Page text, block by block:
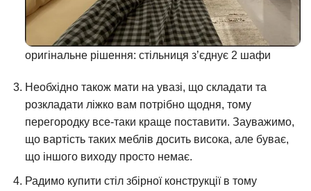
оригінальне рішення: стільниця з’єднує 2 шафи
Необхідно також мати на увазі, що складати та
розкладати ліжко вам потрібно щодня, тому
перегородку все-таки краще поставити. Зауважимо,
що вартість таких меблів досить висока, але буває,
що іншого виходу просто немає.
Радимо купити стіл збірної конструкції в тому